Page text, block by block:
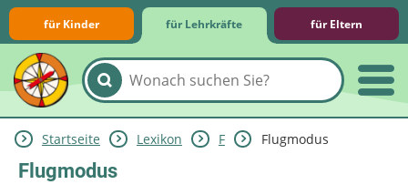
für Kinder für Lehrkräfte für Eltern
Lernmodule
Unterrichts­materialien
Internet-ABC-Schule
Praxishilfen
Aktuelles
Startseite Lexikon F Flugmodus
Flugmodus